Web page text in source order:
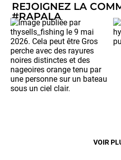
VOIR
REJOIGNEZ LA
#RAPALA